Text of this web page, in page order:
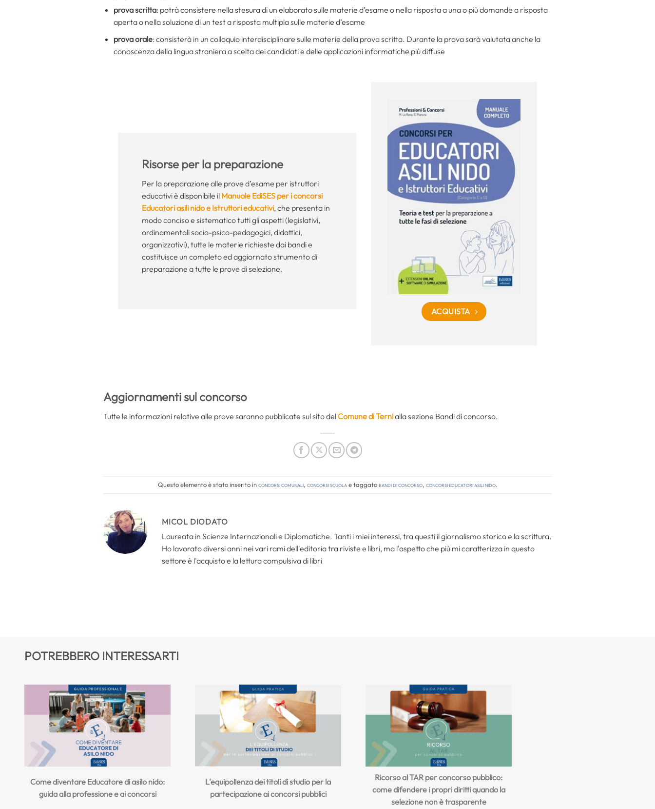
prova scritta: potrà consistere nella stesura di un elaborato sulle materie d’esame o nella risposta a una o più domande a risposta
aperta o nella soluzione di un test a risposta multipla sulle materie d’esame
prova orale: consisterà in un colloquio interdisciplinare sulle materie della prova scritta. Durante la prova sarà valutata anche la
conoscenza della lingua straniera a scelta dei candidati e delle applicazioni informatiche più diffuse
Risorse per la preparazione
Per la preparazione alle prove d’esame per istruttori
educativi è disponibile il Manuale EdiSES per i concorsi
Educatori asili nido e Istruttori educativi, che presenta in
modo conciso e sistematico tutti gli aspetti (legislativi,
ordinamentali socio-psico-pedagogici, didattici,
organizzativi), tutte le materie richieste dai bandi e
costituisce un completo ed aggiornato strumento di
preparazione a tutte le prove di selezione.
ACQUISTA
Aggiornamenti sul concorso
Tutte le informazioni relative alle prove saranno pubblicate sul sito delComune di Ternialla sezione Bandi di concorso.
Questo elemento è stato inserito inConcorsi comunali, Concorsi Scuolae taggatobandi di concorso, concorsi educatori asili nido.
MICOL DIODATO
Laureata in Scienze Internazionali e Diplomatiche. Tanti i miei interessi, tra questi il giornalismo storico e la scrittura.
Ho lavorato diversi anni nei vari rami dell'editoria tra riviste e libri, ma l'aspetto che più mi caratterizza in questo
settore è l'acquisto e la lettura compulsiva di libri
POTREBBERO INTERESSARTI
Come diventare Educatore di asilo nido:
guida alla professione e ai concorsi
L'equipollenza dei titoli di studio per la
partecipazione ai concorsi pubblici
Ricorso al TAR per concorso pubblico:
come difendere i propri diritti quando la
selezione non è trasparente